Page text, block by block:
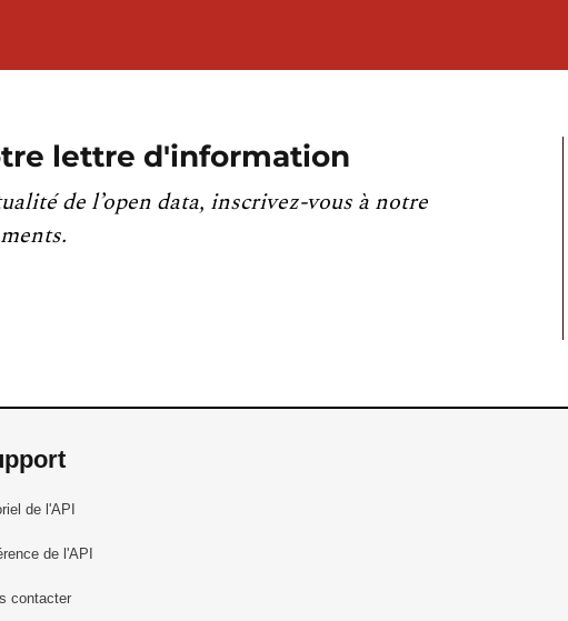
lettre d'information
de l’open data, inscrivez-vous à notre
de l'API
de l'API
contacter